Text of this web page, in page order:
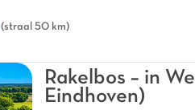
(straal 50 km)
Rakelbos – in
Eindhoven)